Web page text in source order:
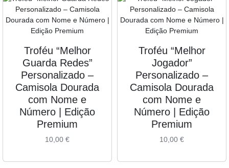
Troféu “Melhor
Guarda Redes”
Personalizado –
Camisola Dourada
com Nome e
Número | Edição
Premium
10,00 €
Troféu “Melhor
Jogador”
Personalizado –
Camisola Dourada
com Nome e
Número | Edição
Premium
10,00 €